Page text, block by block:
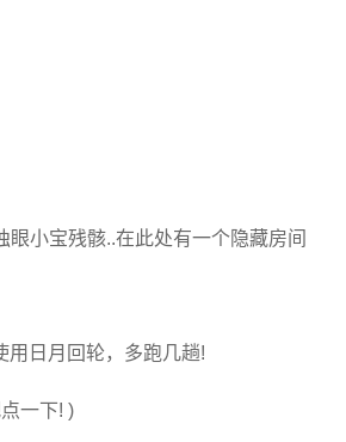
小宝残骸..在此处有一个隐藏房间
用日月回轮，多跑几趟!
一下! )